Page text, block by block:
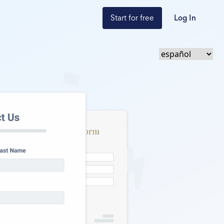
Start for free Log In